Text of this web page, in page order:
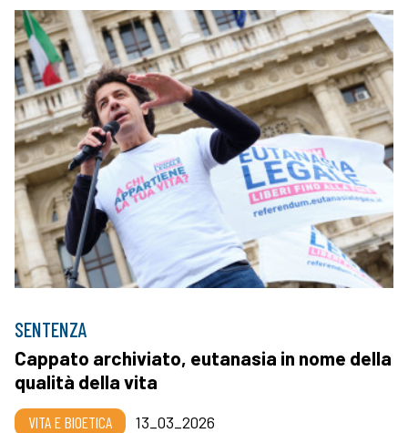
SENTENZA
Cappato archiviato, eutanasia in nome della
qualità della vita
VITA E BIOETICA 13_03_2026